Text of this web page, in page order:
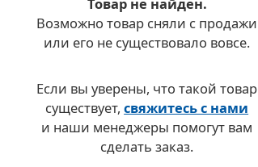
Возможно товар сняли с продажи
или его не существовало вовсе.
Если вы уверены, что такой товар
существует,свяжитесь с нами
и наши менеджеры помогут вам
сделать заказ.